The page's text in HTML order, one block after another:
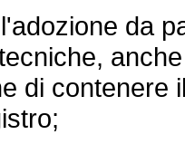
da
di contenere